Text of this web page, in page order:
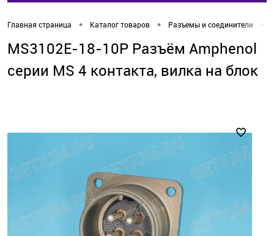
Главная страница • Каталог товаров • Разъемы и соединители
MS3102E-18-10P Разъём Amphenol
серии MS 4 контакта, вилка на блок